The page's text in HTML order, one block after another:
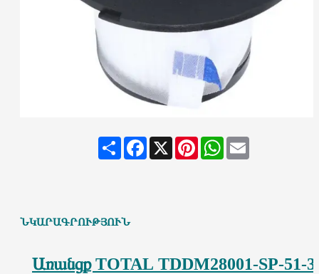
ShareFacebook
X PinterestWhatsApp
Email
ՆԿԱՐԱԳՐՈՒԹՅՈՒՆ
Առանցք TOTAL TDDM28001-SP-51-3